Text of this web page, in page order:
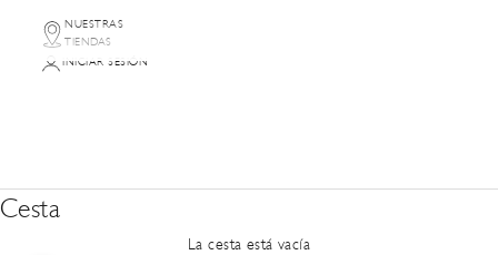
NUESTRAS
TIENDAS
INICIAR SESIÓN
Cesta
La cesta está vacía